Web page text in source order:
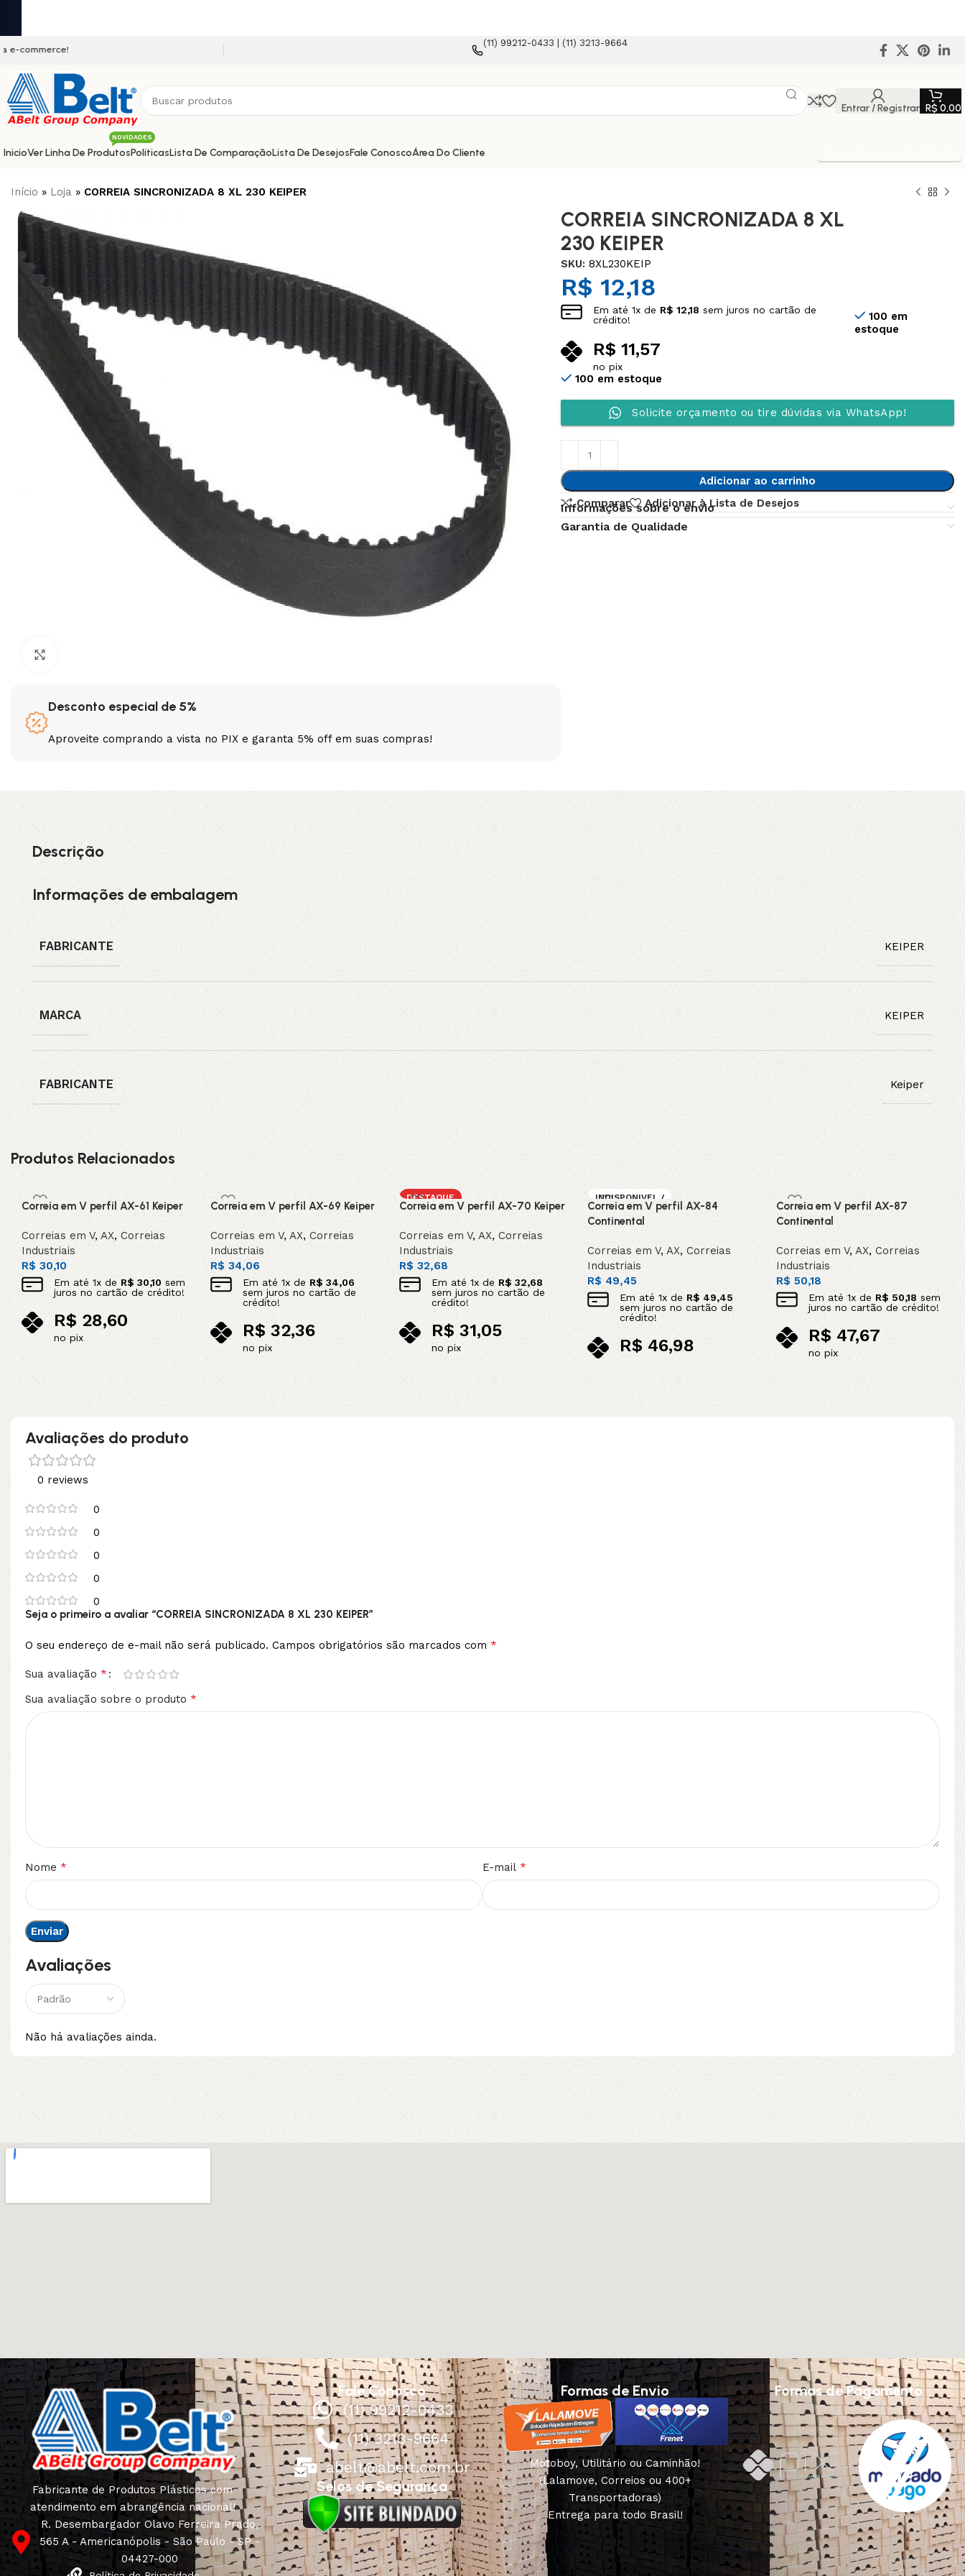
(11) 99212-0433 | (11) 3213-9664
Entrar / Registrar R$ 0,00
InicioVer Linha De Produtos
NOVIDADES
A
PL SPA SPB SPC SPZ
XPA XPB XPZ ZX
PolíticasLista De ComparaçãoLista De DesejosFale ConoscoÁrea Do Cliente
Início » Loja » CORREIA SINCRONIZADA 8 XL 230 KEIPER
Desconto especial de 5%
Aproveite comprando a vista no PIX e garanta 5% off em suas compras!
CORREIA SINCRONIZADA 8 XL
230 KEIPER
SKU:8XL230KEIP
R$ 12,18
Em até1x de R$ 12,18 sem juros no cartão de
crédito!
R$ 11,57
no pix
100 em
estoque
100 em estoque
Solicite orçamento ou tire dúvidas via WhatsApp!
Adicionar ao carrinho
Comparar
Adicionar à Lista de Desejos
Informações sobre o envio
Garantia de Qualidade
Descrição
Informações de embalagem
FABRICANTE KEIPER
MARCA KEIPER
FABRICANTE Keiper
Produtos Relacionados
Correia em V perfil AX-61 Keiper
Correias em V,AX,Correias
Industriais
R$ 30,10
Em até 1x deR$30,10sem
juros no cartão de crédito!
R$ 28,60
no pix
Adicionar ao carrinho
Correia em V perfil AX-69 Keiper
Correias em V,AX, Correias
Industriais
R$ 34,06
Em até1x deR$ 34,06
sem juros no cartão de
crédito!
R$32,36
no pix
Adicionar ao carrinho
DESTAQUE
Correia em V perfil AX-70 Keiper
Correias em V, AX, Correias
Industriais
R$32,68
Em até 1x deR$32,68
sem juros no cartão de
crédito!
R$31,05
no pix
Adicionar ao carrinho
INDISPONIVEL /
SOB ENCOMEN
DA
Correia em V perfil AX-84
Continental
Correias em V,AX,Correias
Industriais
R$ 49,45
Em até1x deR$ 49,45
sem juros no cartão de
crédito!
R$ 46,98
no pix
Leia mais
Correia em V perfil AX-87
Continental
Correias em V,AX,Correias
Industriais
R$ 50,18
Em até1x de R$ 50,18 sem
juros no cartão de crédito!
R$47,67
no pix
Adicionar ao carrinho
Avaliações do produto
0 reviews
0
0
0
0
0
Avaliações
Não há avaliações ainda.
Seja o primeiro a avaliar “CORREIA SINCRONIZADA 8 XL 230 KEIPER”
O seu endereço de e-mail não será publicado. Campos obrigatórios são marcados com *
Sua avaliação *
Sua avaliação sobre o produto *
Nome * E-mail *
Fabricante de Produtos Plásticos com
atendimento em abrangência nacional!
R. Desembargador Olavo Ferreira Prado,
565 A - Americanópolis - São Paulo - SP -
04427-000
Fale Conosco
(11) 99212-0433
(11) 3213-9664
abelt@abelt.com.br
Selos de Segurança
Formas de Envio
Motoboy, Utilitário ou Caminhão!
(Lalamove, Correios ou 400+
Transportadoras)
Entrega para todo Brasil!
Formas de Pagamento